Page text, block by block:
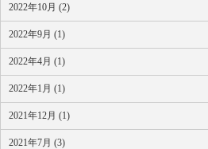
2022年10月 (2)
2022年9月 (1)
2022年4月 (1)
2022年1月 (1)
2021年12月 (1)
2021年7月 (3)